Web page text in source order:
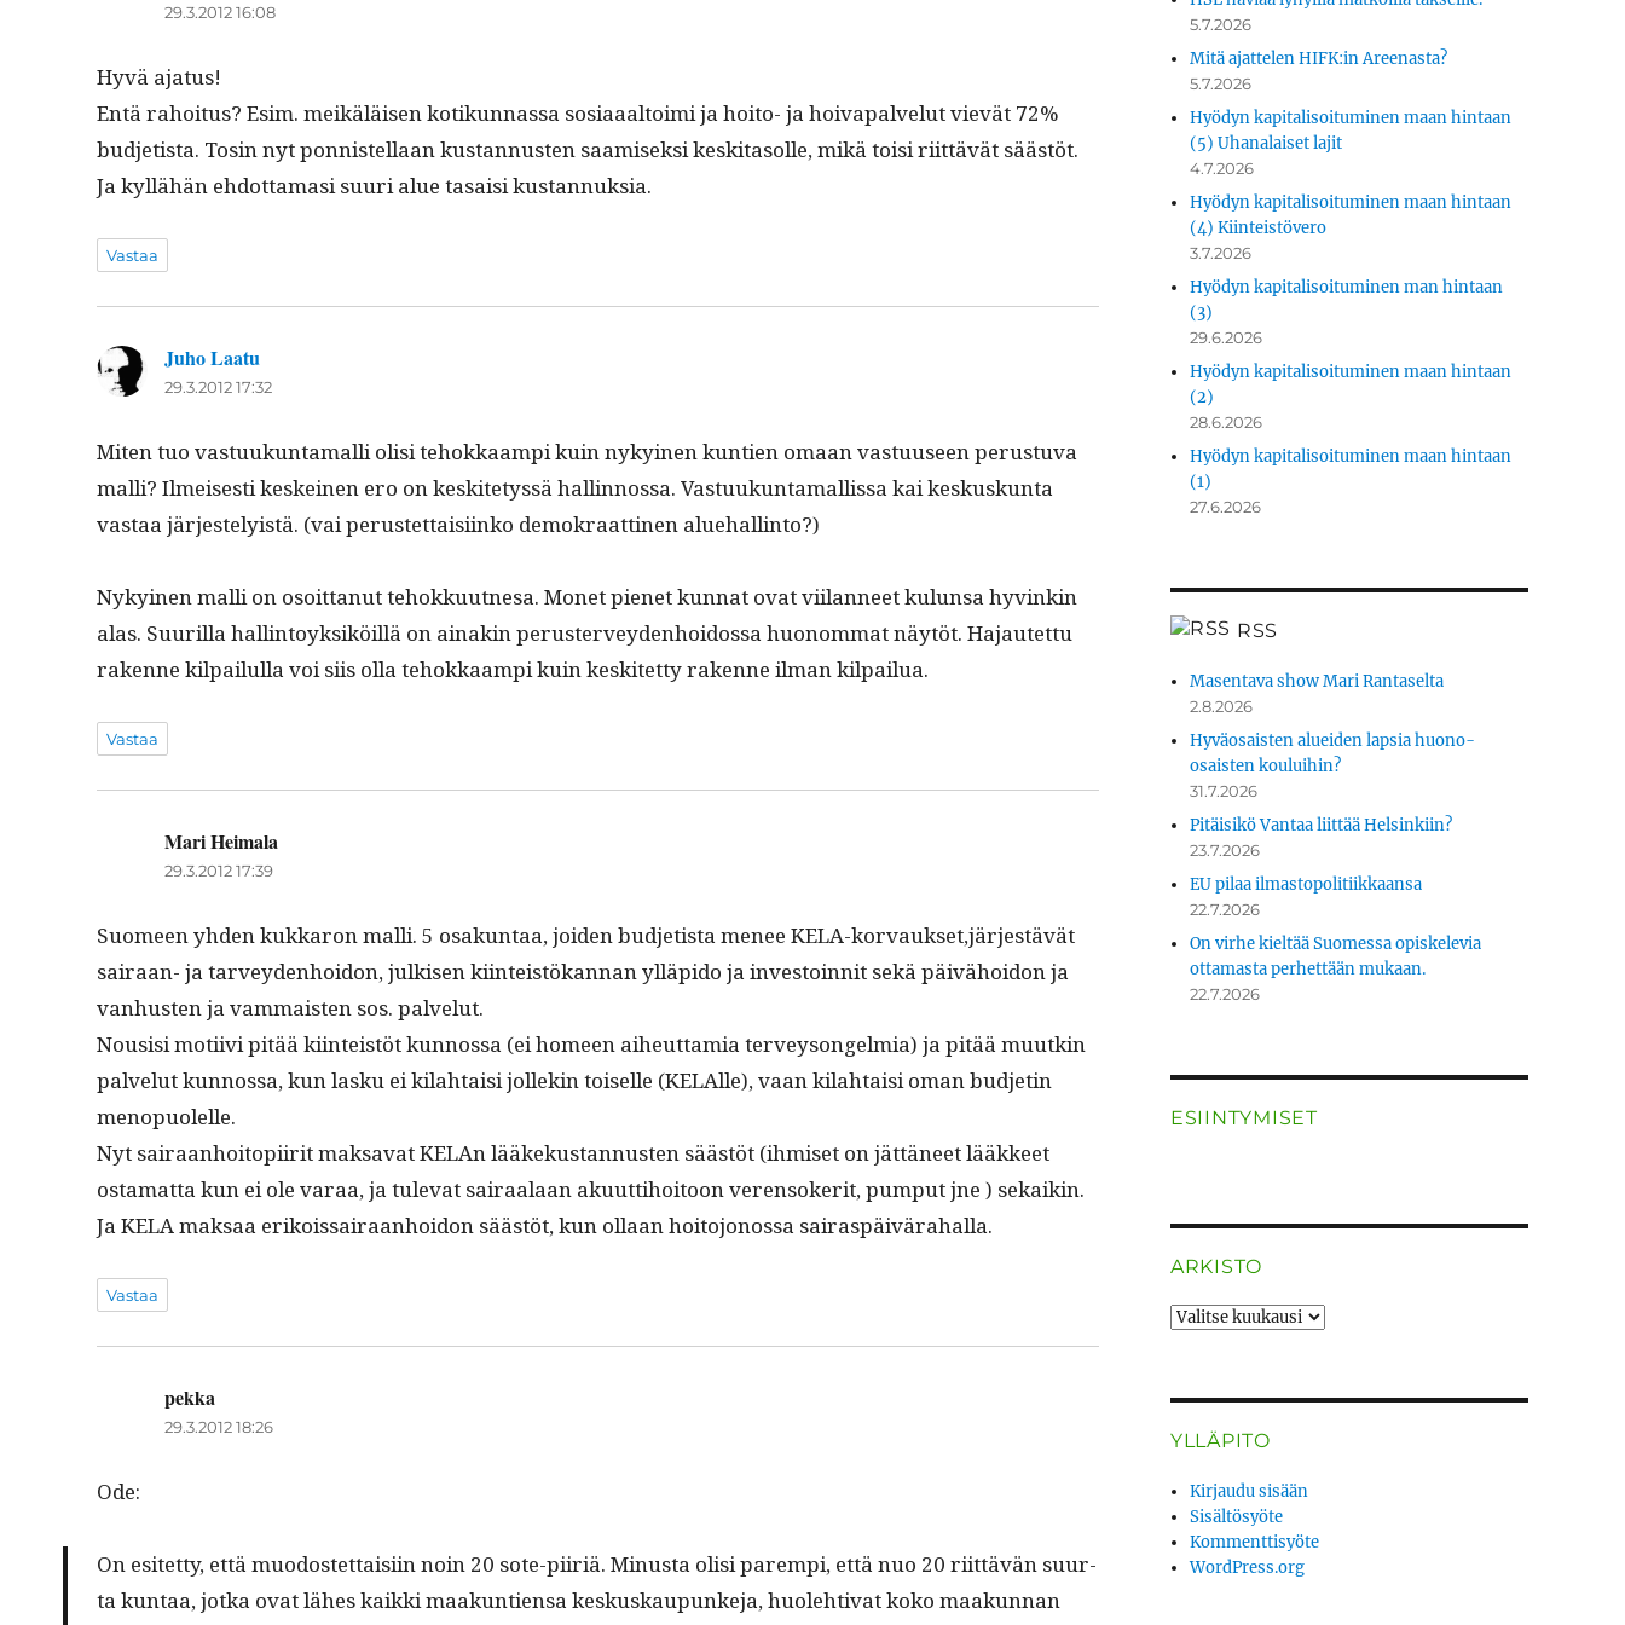
29.3.2012 16:08
Hyvä aja­tus!
Entä rahoi­tus? Esim. meikäläisen kotikun­nas­sa sosi­aaal­toi­mi ja hoito- ja hoiva­palve­lut vievät 72%
bud­jetista. Tosin nyt pon­nis­tel­laan kus­tan­nusten saamisek­si keski­ta­solle, mikä toisi riit­tävät säästöt.
Ja kyl­lähän ehdot­ta­masi suuri alue tasaisi kustannuksia.
Vastaa
Juho Laatu
29.3.2012 17:32
Miten tuo vas­tuukun­ta­malli olisi tehokkaampi kuin nykyi­nen kun­tien omaan vas­tu­useen perus­tu­va
malli? Ilmeis­es­ti keskeinen ero on keskite­tyssä hallinnos­sa. Vas­tuukun­ta­mallis­sa kai keskuskun­ta
vas­taa jär­jeste­ly­istä. (vai perustet­taisi­inko demokraat­ti­nen aluehallinto?)
Nykyi­nen malli on osoit­tanut tehokku­ut­ne­sa. Mon­et pienet kun­nat ovat viilan­neet kulun­sa hyvinkin
alas. Suuril­la hallintoyk­siköil­lä on ainakin peruster­vey­den­hoi­dos­sa huonom­mat näytöt. Hajautet­tu
rakenne kil­pailul­la voi siis olla tehokkaampi kuin keskitet­ty rakenne ilman kilpailua.
Vastaa
Mari Heimala
29.3.2012 17:39
Suomeen yhden kukkaron malli. 5 osakun­taa, joiden bud­jetista menee KELA-korvaukset,järjestävät
sairaan- ja tar­vey­den­hoidon, julkisen kiin­teistökan­nan ylläpi­do ja investoin­nit sekä päivähoidon ja
van­hus­ten ja vam­mais­ten sos. palvelut.
Nousisi moti­ivi pitää kiin­teistöt kun­nos­sa (ei home­en aiheut­tamia ter­veysongelmia) ja pitää muutkin
palve­lut kun­nos­sa, kun lasku ei kilah­taisi jollekin toiselle (KELAlle), vaan kilah­taisi oman bud­jetin
menopuolelle.
Nyt sairaan­hoitopi­ir­it mak­sa­vat KELAn lääkekus­tan­nusten säästöt (ihmiset on jät­täneet lääk­keet
osta­mat­ta kun ei ole varaa, ja tule­vat sairaalaan aku­ut­ti­hoitoon veren­soker­it, pumput jne ) sekaikin.
Ja KELA mak­saa erikois­sairaan­hoidon säästöt, kun ollaan hoito­jonos­sa sairaspäivärahalla.
Vastaa
pekka
29.3.2012 18:26
Ode:
On esitet­ty, että muo­dostet­taisi­in noin 20 sote-piir­iä. Minus­ta olisi parem­pi, että nuo 20 riit­tävän suur­
ta kun­taa, jot­ka ovat läh­es kaik­ki maakun­tien­sa keskuskaupunke­ja, huole­hti­vat koko maakun­nan
5.7.2026
Mitä ajattelen HIFK:in Areenasta?
5.7.2026
Hyödyn kapitalisoituminen maan hintaan
(5) Uhanalaiset lajit
4.7.2026
Hyödyn kapitalisoituminen maan hintaan
(4) Kiinteistövero
3.7.2026
Hyödyn kapitalisoituminen man hintaan
(3)
29.6.2026
Hyödyn kapitalisoituminen maan hintaan
(2)
28.6.2026
Hyödyn kapitalisoituminen maan hintaan
(1)
27.6.2026
RSS
Masentava show Mari Rantaselta
2.8.2026
Hyväosaisten alueiden lapsia huono-
osaisten kouluihin?
31.7.2026
Pitäisikö Vantaa liittää Helsinkiin?
23.7.2026
EU pilaa ilmastopolitiikkaansa
22.7.2026
On virhe kieltää Suomessa opiskelevia
ottamasta perhettään mukaan.
22.7.2026
ESIINTYMISET
ARKISTO
ARKISTO
YLLÄPITO
Kirjaudu sisään
Sisältösyöte
Kommenttisyöte
WordPress.org